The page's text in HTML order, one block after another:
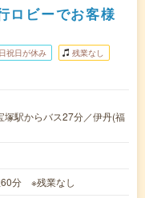
ロビーでお客様
祝日が休み 残業なし
駅からバス27分／伊丹(福
60分 ※残業なし